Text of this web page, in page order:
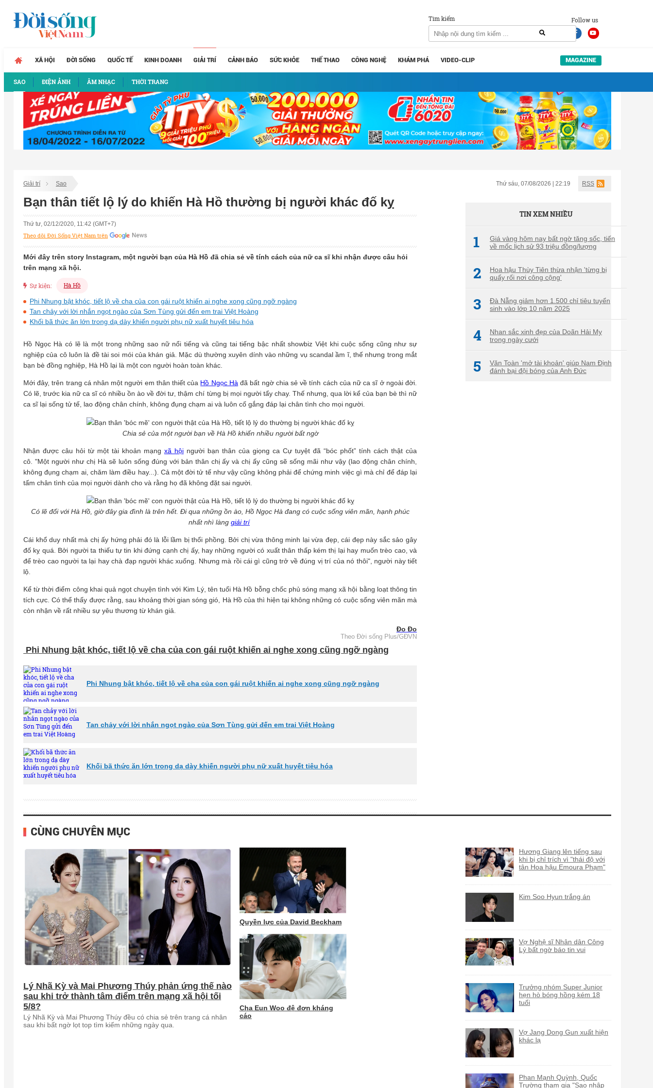
Follow us
Tìm kiếm
XÃ HỘI ĐỜI SỐNG QUỐC TẾ KINH DOANH GIẢI TRÍ
SAO ĐIỆN ẢNH ÂM NHẠC THỜI TRANG
CẢNH BÁO SỨC KHỎE THỂ THAO CÔNG NGHỆ KHÁM PHÁ VIDEO-CLIP MAGAZINE
Giải trí Sao Thứ sáu, 07/08/2026 | 22:19 RSS
Bạn thân tiết lộ lý do khiến Hà Hồ thường bị người khác đố kỵ
Thứ tư, 02/12/2020, 11:42 (GMT+7)
Theo dõi Đời Sống Việt Nam trên
Mới đây trên story Instagram, một người bạn của Hà Hồ đã chia sẻ về tính cách của nữ ca sĩ khi nhận được câu hỏi
trên mạng xã hội.
Sự kiện: Hà Hồ
Phi Nhung bật khóc, tiết lộ về cha của con gái ruột khiến ai nghe xong cũng ngỡ ngàng
Tan chảy với lời nhắn ngọt ngào của Sơn Tùng gửi đến em trai Việt Hoàng
Khối bã thức ăn lớn trong dạ dày khiến người phụ nữ xuất huyết tiêu hóa
Hồ Ngọc Hà có lẽ là một trong những sao nữ nổi tiếng và cũng tai tiếng bậc nhất showbiz Việt khi cuộc sống cũng như sự
nghiệp của cô luôn là đề tài soi mói của khán giả. Mặc dù thường xuyên dính vào những vụ scandal ầm ĩ, thế nhưng trong mắt
bạn bè đồng nghiệp, Hà Hồ lại là một con người hoàn toàn khác.
Mới đây, trên trang cá nhân một người em thân thiết của Hồ Ngọc Hàđã bất ngờ chia sẻ về tính cách của nữ ca sĩ ở ngoài đời.
Có lẽ, trước kia nữ ca sĩ có nhiều ồn ào về đời tư, thậm chí từng bị mọi người tẩy chay. Thế nhưng, qua lời kể của bạn bè thì nữ
ca sĩ lại sống tử tế, lao động chân chính, không đụng chạm ai và luôn cố gắng đáp lại chân tình cho mọi người.
Chia sẻ của một người bạn về Hà Hồ khiến nhiều người bất ngờ
Nhận được câu hỏi từ một tài khoản mạng xã hội người bạn thân của giọng ca Cự tuyệt đã “bóc phốt” tính cách thật của
cô. "Một người như chị Hà sẽ luôn sống đúng với bản thân chị ấy và chị ấy cũng sẽ sống mãi như vậy (lao động chân chính,
không đụng chạm ai, chăm làm điều hay...). Cả một đời tử tế như vậy cũng không phải để chứng minh việc gì mà chỉ để đáp lại
tấm chân tình của mọi người dành cho và rằng họ đã không đặt sai người.
Có lẽ đối với Hà Hồ, giờ đây gia đình là trên hết. Đi qua những ồn ào, Hồ Ngọc Hà đang có cuộc sống viên mãn, hạnh phúc
nhất nhì làng giải trí​
Cái khổ duy nhất mà chị ấy hứng phải đó là lỗi lầm bị thổi phồng. Bởi chị vừa thông minh lại vừa đẹp, cái đẹp này sắc sảo gây
đố kỵ quá. Bởi người ta thiếu tự tin khi đứng cạnh chị ấy, hay những người có xuất thân thấp kém thị lại hay muốn trèo cao, và
để trèo cao người ta lại hay chà đạp người khác xuống. Nhưng mà rồi cái gì cũng trở về đúng vị trí của nó thôi", người này tiết
lộ.
Kể từ thời điểm công khai quả ngọt chuyện tình với Kim Lý, tên tuổi Hà Hồ bỗng chốc phủ sóng mạng xã hội bằng loạt thông tin
tích cực. Có thể thấy được rằng, sau khoảng thời gian sóng gió, Hà Hồ của thì hiện tại không những có cuộc sống viên mãn mà
còn nhận về rất nhiều sự yêu thương từ khán giả.
Đo Đo
Theo Đời sống Plus/GĐVN
Phi Nhung bật khóc, tiết lộ về cha của con gái ruột khiến ai nghe xong cũng ngỡ ngàng
Phi Nhung bật khóc, tiết lộ về cha của con gái ruột khiến ai nghe xong cũng ngỡ ngàng
Tan chảy với lời nhắn ngọt ngào của Sơn Tùng gửi đến em trai Việt Hoàng
Khối bã thức ăn lớn trong dạ dày khiến người phụ nữ xuất huyết tiêu hóa
TIN XEM NHIỀU
1
Giá vàng hôm nay bất ngờ tăng sốc, tiến
về mốc lịch sử 93 triệu đồng/lượng
2
Hoa hậu Thùy Tiên thừa nhận 'từng bị
quấy rối nơi công cộng'
3
Đà Nẵng giảm hơn 1.500 chỉ tiêu tuyển
sinh vào lớp 10 năm 2025
4
Nhan sắc xinh đẹp của Doãn Hải My
trong ngày cưới
5
Văn Toàn 'mở tài khoản' giúp Nam Định
đánh bại đội bóng của Anh Đức
CÙNG CHUYÊN MỤC
Lý Nhã Kỳ và Mai Phương Thúy phản ứng thế nào
sau khi trở thành tâm điểm trên mạng xã hội tối
5/8?
Lý Nhã Kỳ và Mai Phương Thúy đều có chia sẻ trên trang cá nhân
sau khi bất ngờ lọt top tìm kiếm những ngày qua.
Quyền lực của David Beckham
Cha Eun Woo đệ đơn kháng
cáo
Hương Giang lên tiếng sau
khi bị chỉ trích vì "thái độ với
tân Hoa hậu Emoura Phạm"
Kim Soo Hyun trắng án
Vợ Nghệ sĩ Nhân dân Công
Lý bất ngờ báo tin vui
Trưởng nhóm Super Junior
hẹn hò bóng hồng kém 18
tuổi
Vợ Jang Dong Gun xuất hiện
khác lạ
Phan Mạnh Quỳnh, Quốc
Trường tham gia "Sao nhập